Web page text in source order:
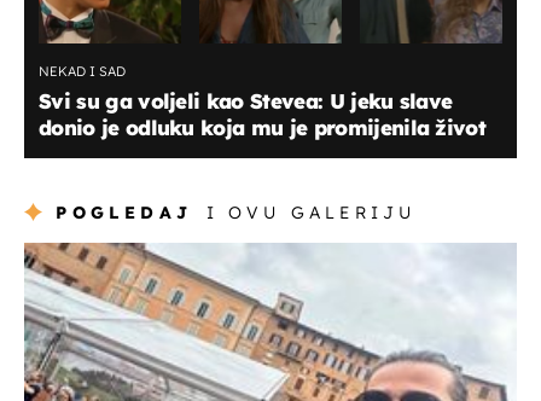
NEKAD I SAD
Svi su ga voljeli kao Stevea: U jeku slave
donio je odluku koja mu je promijenila život
POGLEDAJ I OVU GALERIJU